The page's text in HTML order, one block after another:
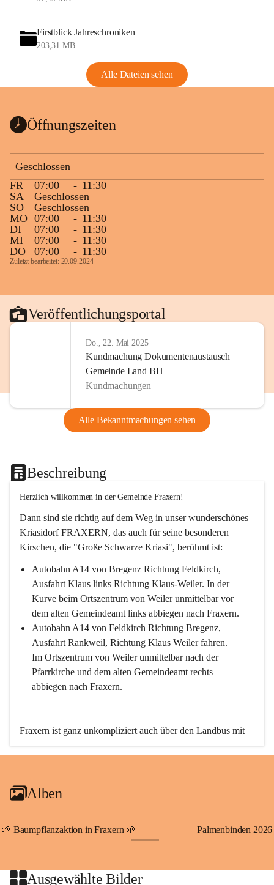
Firstblick Jahreschroniken
203,31 MB
Alle Dateien sehen
Öffnungszeiten
Geschlossen
FR
07:00 - 11:30
SA
Geschlossen
SO
Geschlossen
MO 07:00 - 11:30
DI
07:00 - 11:30
MI
07:00 - 11:30
DO
07:00 - 11:30
Zuletzt bearbeitet: 20.09.2024
Veröffentlichungsportal
Do., 22. Mai 2025
Kundmachung Dokumentenaustausch
Gemeinde Land BH
Kundmachungen
Alle Bekanntmachungen sehen
Beschreibung
Herzlich willkommen in der Gemeinde Fraxern!
Dann sind sie richtig auf dem Weg in unser wunderschönes
Kriasidorf FRAXERN, das auch für seine besonderen
Kirschen, die "Große Schwarze Kriasi", berühmt ist:
Autobahn A14 von Bregenz Richtung Feldkirch,
Ausfahrt Klaus links Richtung Klaus-Weiler. In der
Kurve beim Ortszentrum von Weiler unmittelbar vor
dem alten Gemeindeamt links abbiegen nach Fraxern.
Autobahn A14 von Feldkirch Richtung Bregenz,
Ausfahrt Rankweil, Richtung Klaus Weiler fahren.
Im Ortszentrum von Weiler unmittelbar nach der
Pfarrkirche und dem alten Gemeindeamt rechts
abbiegen nach Fraxern.
Fraxern ist ganz unkompliziert auch über den Landbus mit
den öffentlichen Verkehrsmitteln zu erreichen. Die Linie
An Samstagen, Sonn- und Feiertagen können Sie bequem
persönlichen Linienbus zur gewünschten Zeit zu Ihrer
Haltestelle bestellen. Sowohl von Weiler kommend nach
beide Fahrten Weiler-Fraxern-Weiler.
Alben
🌱 Baumpflanzaktion in Fraxern 🌱 Palmenbinden 2026
Ausgewählte Bilder